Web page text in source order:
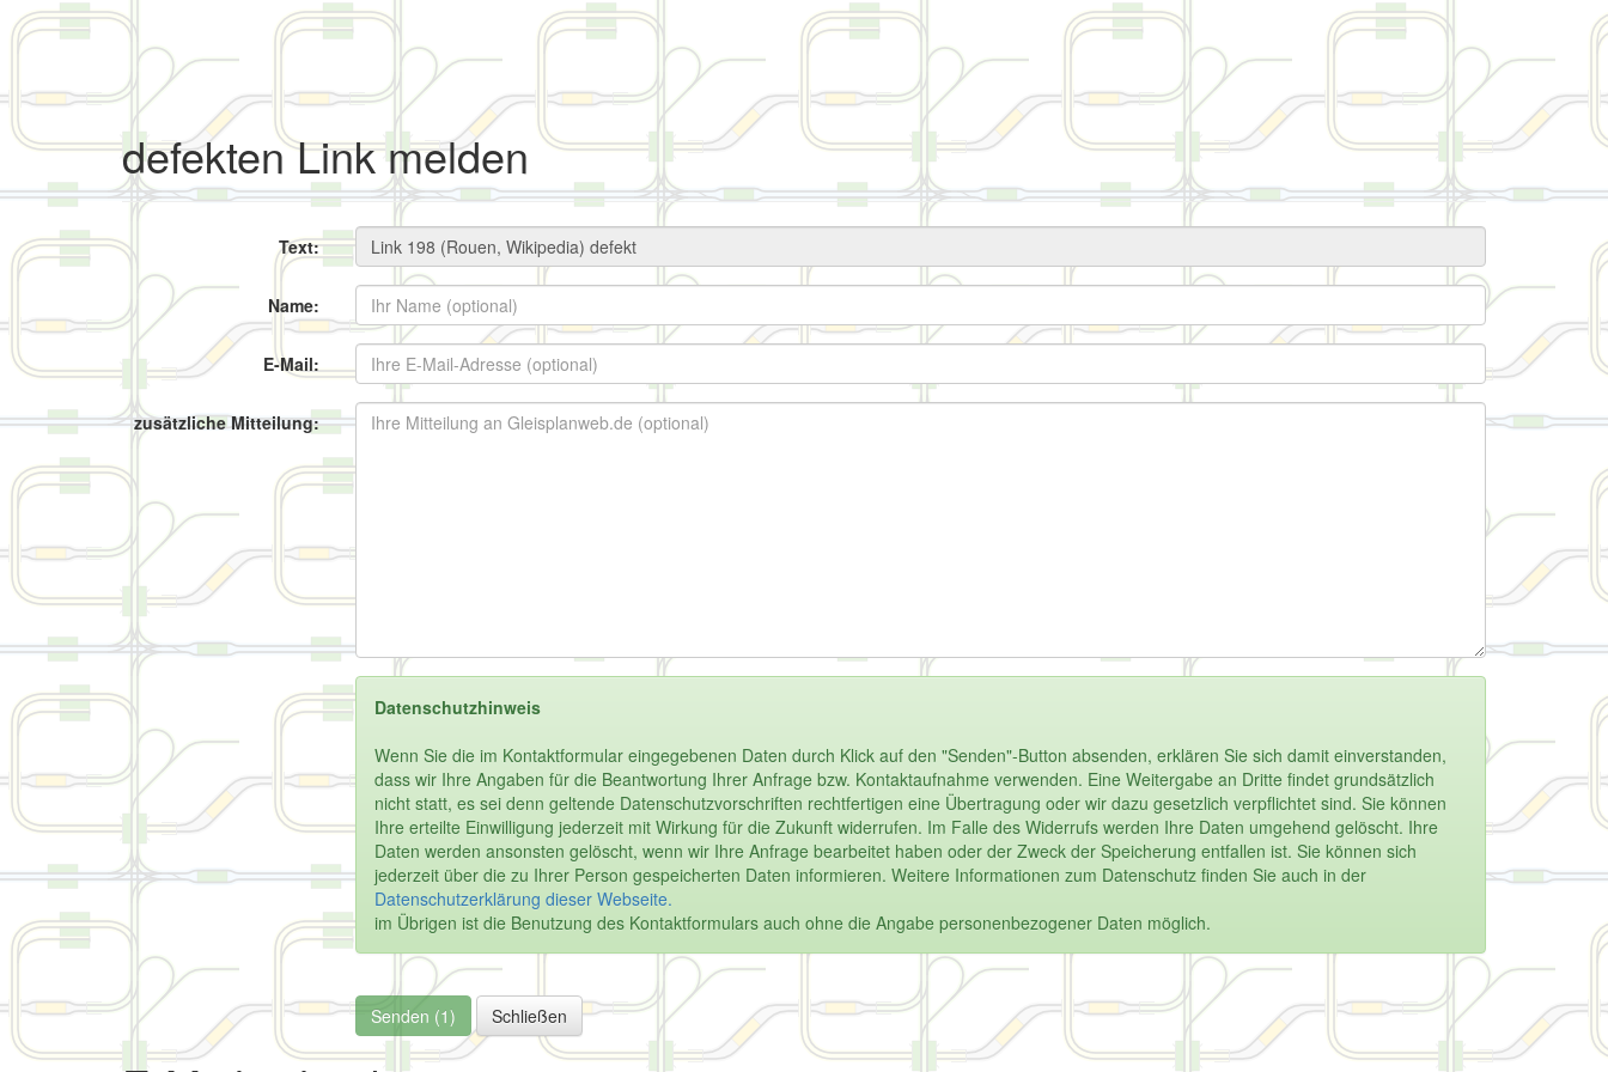
defekten Link melden
Text:
Name:
E-Mail:
zusätzliche Mitteilung:
Datenschutzhinweis
Wenn Sie die im Kontaktformular eingegebenen Daten durch Klick auf den "Senden"-Button absenden, erklären Sie sich damit einverstanden,
dass wir Ihre Angaben für die Beantwortung Ihrer Anfrage bzw. Kontaktaufnahme verwenden. Eine Weitergabe an Dritte findet grundsätzlich
nicht statt, es sei denn geltende Datenschutzvorschriften rechtfertigen eine Übertragung oder wir dazu gesetzlich verpflichtet sind. Sie können
Ihre erteilte Einwilligung jederzeit mit Wirkung für die Zukunft widerrufen. Im Falle des Widerrufs werden Ihre Daten umgehend gelöscht. Ihre
Daten werden ansonsten gelöscht, wenn wir Ihre Anfrage bearbeitet haben oder der Zweck der Speicherung entfallen ist. Sie können sich
jederzeit über die zu Ihrer Person gespeicherten Daten informieren. Weitere Informationen zum Datenschutz finden Sie auch in der
Datenschutzerklärung dieser Webseite.
im Übrigen ist die Benutzung des Kontaktformulars auch ohne die Angabe personenbezogener Daten möglich.
Senden (1) Schließen